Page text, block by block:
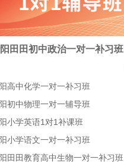
田田初中政治一对一补习班
高中化学一对一补习班
初中物理一对一辅导班
小学英语1对1补课班
小学语文一对一补习班
田田教育高中生物一对一补习班